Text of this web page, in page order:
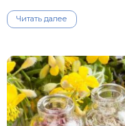
Читать далее